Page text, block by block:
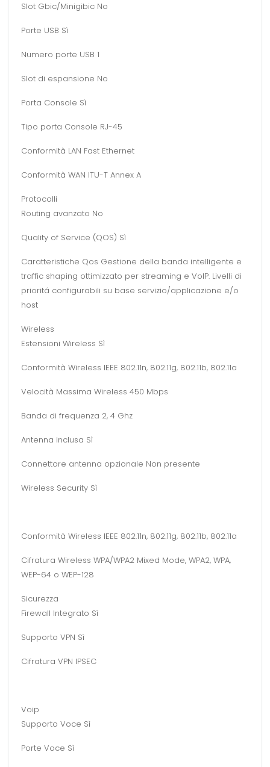
Slot Gbic/Minigibic No
Porte USB Sì
Numero porte USB 1
Slot di espansione No
Porta Console Sì
Tipo porta Console RJ-45
Conformità LAN Fast Ethernet
Conformità WAN ITU-T Annex A
Protocolli
Routing avanzato No
Quality of Service (QOS) Sì
Caratteristiche Qos Gestione della banda intelligente e
traffic shaping ottimizzato per streaming e VoIP. Livelli di
prioritá configurabili su base servizio/applicazione e/o
host
Wireless
Estensioni Wireless Sì
Conformità Wireless IEEE 802.11n, 802.11g, 802.11b, 802.11a
Velocità Massima Wireless 450 Mbps
Banda di frequenza 2, 4 Ghz
Antenna inclusa Sì
Connettore antenna opzionale Non presente
Wireless Security Sì
Conformità Wireless IEEE 802.11n, 802.11g, 802.11b, 802.11a
Cifratura Wireless WPA/WPA2 Mixed Mode, WPA2, WPA,
WEP-64 o WEP-128
Sicurezza
Firewall Integrato Sì
Supporto VPN Sì
Cifratura VPN IPSEC
Voip
Supporto Voce Sì
Porte Voce Sì